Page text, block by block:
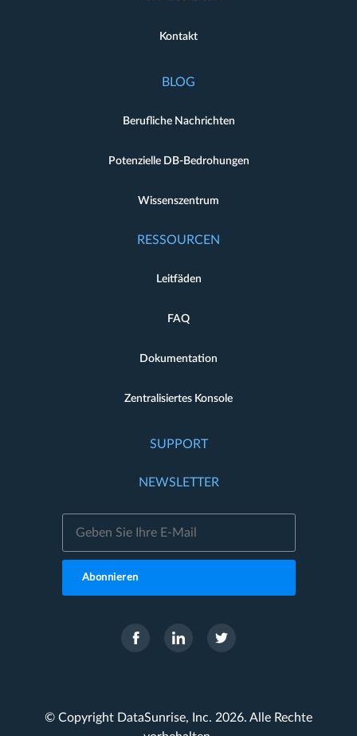
Kontakt
BLOG
Berufliche Nachrichten
Potenzielle DB-Bedrohungen
Wissenszentrum
RESSOURCEN
Leitfäden
FAQ
Dokumentation
Zentralisiertes Konsole
SUPPORT
NEWSLETTER
Abonnieren
© Copyright DataSunrise, Inc. 2026. Alle Rechte